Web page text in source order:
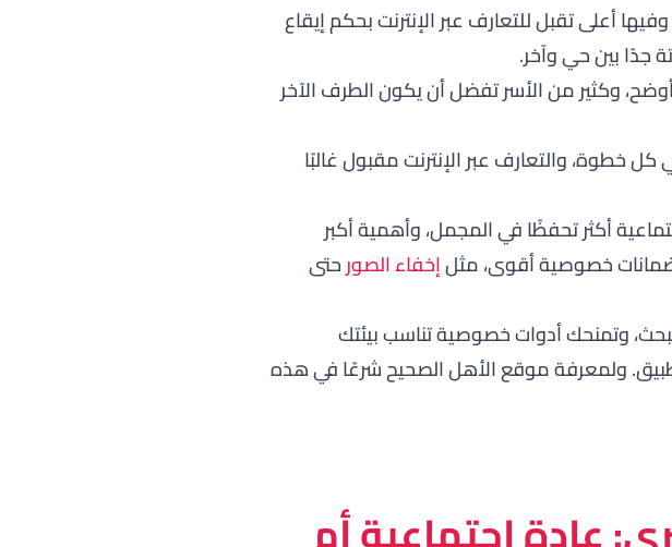
أعلى تقبل للتعارف عبر الإنترنت بحكم إيقاع
جدًا بين حي وآخر.
وكثير من الأسر تفضل أن يكون الطرف الآخر
خطوة، والتعارف عبر الإنترنت مقبول غالبًا
أكثر تحفظًا في المجمل، وأهمية أكبر
ضمانات خصوصية أقوى، مثلإخفاء الصورحتى
وتمنحك أدوات خصوصية تناسب بيئتك
ولمعرفة موقع الأهل الصحيح شرعًا في هذه